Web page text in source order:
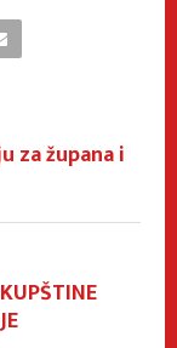
za župana i